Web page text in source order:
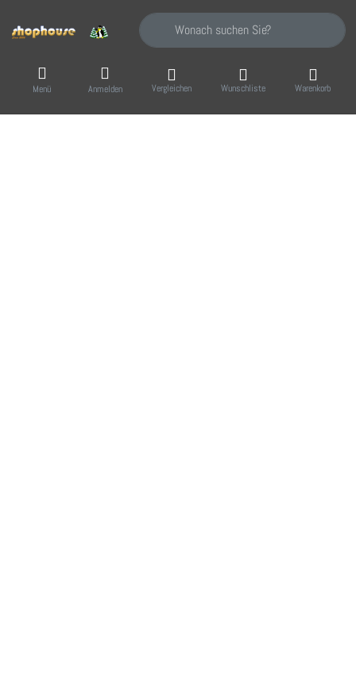
Geben Sie einen Suchbegriff ein. Während
Menü Anmelden Vergleichen Wunschliste Warenkorb